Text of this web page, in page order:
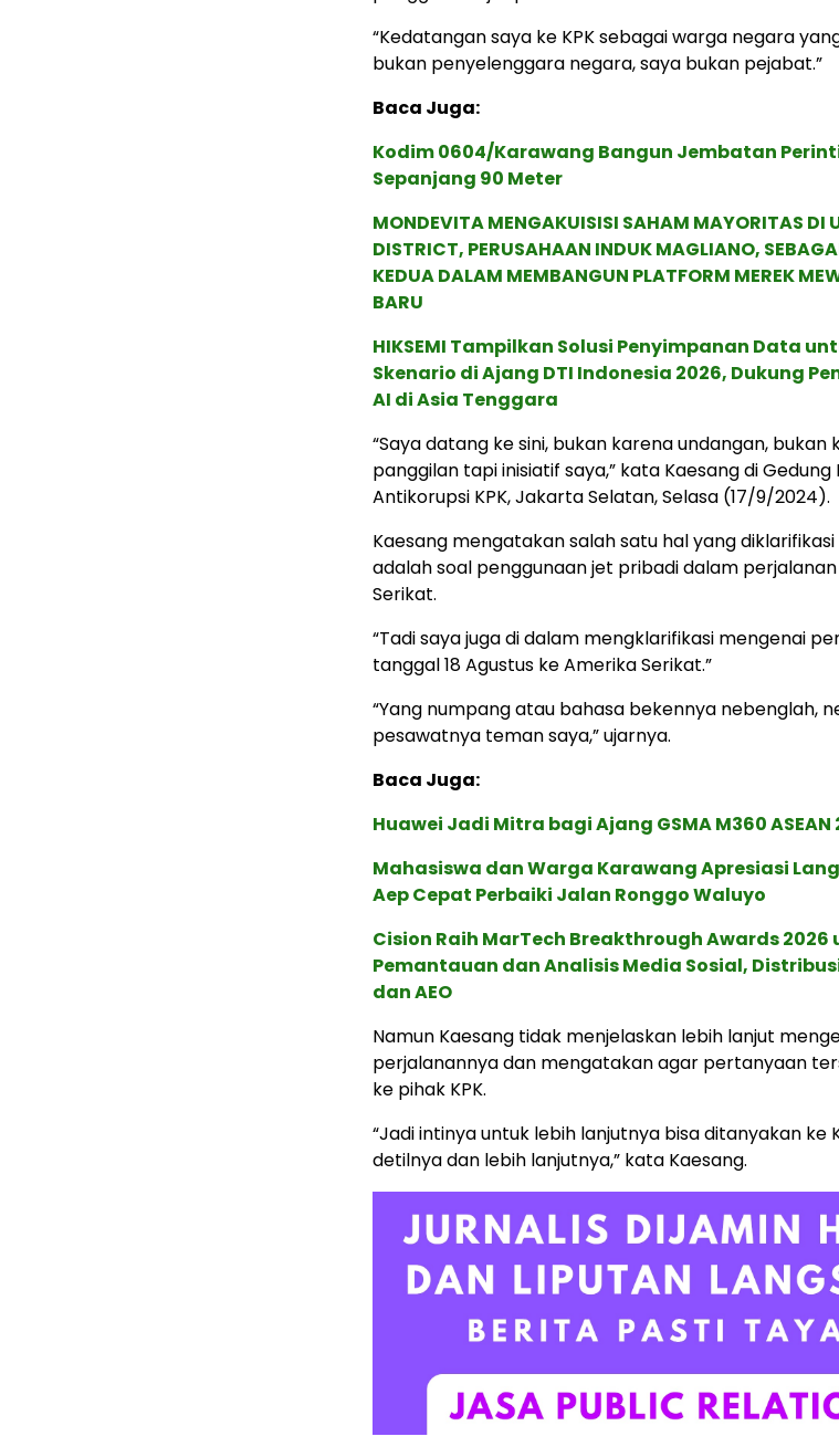
“Kedatangan saya ke KPK sebagai warga negara
bukan penyelenggara negara, saya bukan pejabat.”
Baca Juga:
Kodim 0604/Karawang Bangun Jembatan
Sepanjang 90 Meter
MONDEVITA MENGAKUISISI SAHAM MAYORITAS DI
DISTRICT, PERUSAHAAN INDUK MAGLIANO,
KEDUA DALAM MEMBANGUN PLATFORM MEREK
BARU
HIKSEMI Tampilkan Solusi Penyimpanan Data
Skenario di Ajang DTI Indonesia 2026, Dukung
AI di Asia Tenggara
“Saya datang ke sini, bukan karena undangan, bukan
panggilan tapi inisiatif saya,” kata Kaesang di Gedung
Antikorupsi KPK, Jakarta Selatan, Selasa (17/9/2024).
Kaesang mengatakan salah satu hal yang diklarifikasi
adalah soal penggunaan jet pribadi dalam
Serikat.
“Tadi saya juga di dalam mengklarifikasi mengenai
tanggal 18 Agustus ke Amerika Serikat.”
“Yang numpang atau bahasa bekennya nebenglah,
pesawatnya teman saya,” ujarnya.
Baca Juga:
Huawei Jadi Mitra bagi Ajang GSMA M360 ASEAN
Mahasiswa dan Warga Karawang Apresiasi
Aep Cepat Perbaiki Jalan Ronggo Waluyo
Cision Raih MarTech Breakthrough Awards 2026
Pemantauan dan Analisis Media Sosial,
dan AEO
Namun Kaesang tidak menjelaskan lebih lanjut
perjalanannya dan mengatakan agar pertanyaan
ke pihak KPK.
“Jadi intinya untuk lebih lanjutnya bisa ditanyakan ke
detilnya dan lebih lanjutnya,” kata Kaesang.